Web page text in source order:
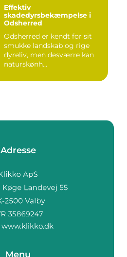
Effektiv
skadedyrsbekæmpelse i
Odsherred
Odsherred er kendt for sit
smukke landskab og rige
dyreliv, men desværre kan
naturskønh...
Adresse
www.klikko.dk
Menu